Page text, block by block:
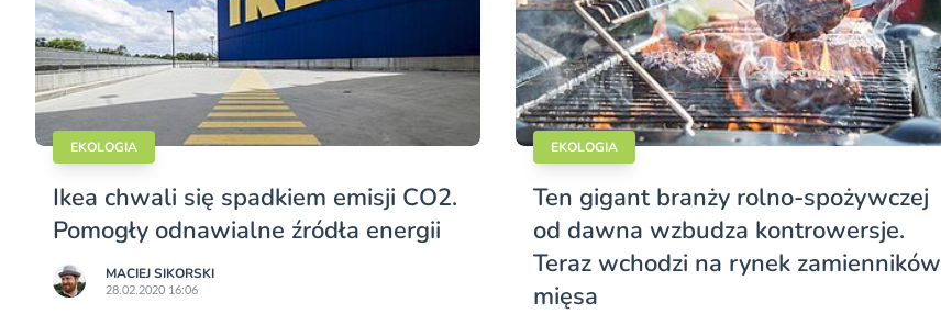
EKOLOGIA
Ikea chwali się spadkiem emisji CO2.
Pomogły odnawialne źródła energii
MACIEJ SIKORSKI
28.02.2020 16:06
EKOLOGIA
Ten gigant branży rolno-spożywczej
od dawna wzbudza kontrowersje.
Teraz wchodzi na rynek zamienników
mięsa